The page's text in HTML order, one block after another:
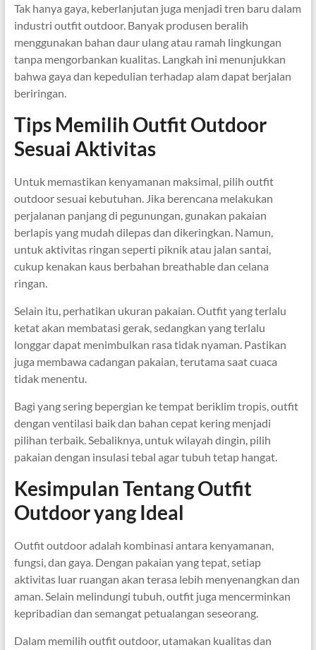
Tak hanya gaya, keberlanjutan juga menjadi tren baru dalam
industri outfit outdoor. Banyak produsen beralih
menggunakan bahan daur ulang atau ramah lingkungan
tanpa mengorbankan kualitas. Langkah ini menunjukkan
bahwa gaya dan kepedulian terhadap alam dapat berjalan
beriringan.
Tips Memilih Outfit Outdoor
Sesuai Aktivitas
Untuk memastikan kenyamanan maksimal, pilih outfit
outdoor sesuai kebutuhan. Jika berencana melakukan
perjalanan panjang di pegunungan, gunakan pakaian
berlapis yang mudah dilepas dan dikeringkan. Namun,
untuk aktivitas ringan seperti piknik atau jalan santai,
cukup kenakan kaus berbahan breathable dan celana
ringan.
Selain itu, perhatikan ukuran pakaian. Outfit yang terlalu
ketat akan membatasi gerak, sedangkan yang terlalu
longgar dapat menimbulkan rasa tidak nyaman. Pastikan
juga membawa cadangan pakaian, terutama saat cuaca
tidak menentu.
Bagi yang sering bepergian ke tempat beriklim tropis, outfit
dengan ventilasi baik dan bahan cepat kering menjadi
pilihan terbaik. Sebaliknya, untuk wilayah dingin, pilih
pakaian dengan insulasi tebal agar tubuh tetap hangat.
Kesimpulan Tentang Outfit
Outdoor yang Ideal
Outfit outdoor adalah kombinasi antara kenyamanan,
fungsi, dan gaya. Dengan pakaian yang tepat, setiap
aktivitas luar ruangan akan terasa lebih menyenangkan dan
aman. Selain melindungi tubuh, outfit juga mencerminkan
kepribadian dan semangat petualangan seseorang.
Dalam memilih outfit outdoor, utamakan kualitas dan